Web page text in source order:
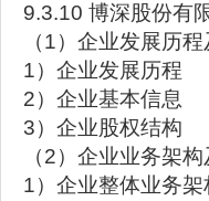
9.3.10 博深股份有
（1）企业发展历
1）企业发展历程
2）企业基本信息
3）企业股权结构
（2）企业业务架
1）企业整体业务架